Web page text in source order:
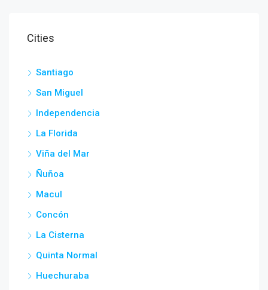
Cities
Santiago
San Miguel
Independencia
La Florida
Viña del Mar
Ñuñoa
Macul
Concón
La Cisterna
Quinta Normal
Huechuraba